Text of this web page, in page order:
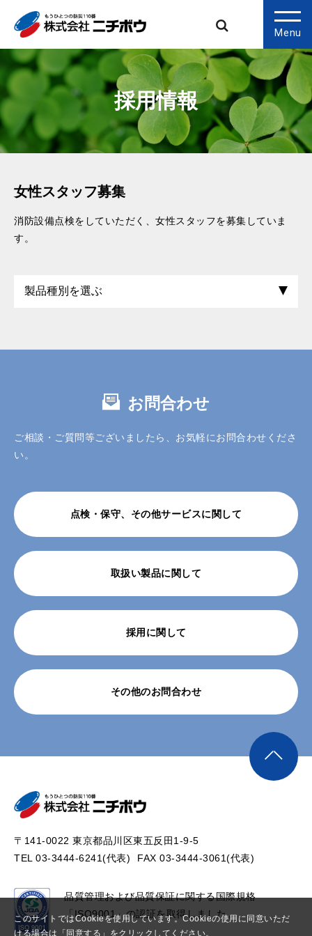
Menu
採用情報
女性スタッフ募集
消防設備点検をしていただく、女性スタッフを募集していま
す。
お問合わせ
ご相談・ご質問等ございましたら、お気軽にお問合わせくださ
い。
点検・保守、その他サービスに関して
取扱い製品に関して
採用に関して
その他のお問合わせ
〒141-0022 東京都品川区東五反田1-9-5
TEL 03-3444-6241(代表)
FAX 03-3444-3061(代表)
品質管理および品質保証に関する国際規格
「ISO9001」の認証を取得しました。
このサイトではCookieを使用しています。Cookieの使用に同意いただ
ける場合は「同意する」をクリックしてください。